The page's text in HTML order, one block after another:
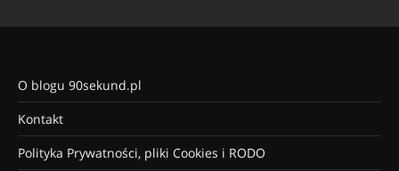
O blogu 90sekund.pl
Kontakt
Polityka Prywatności, pliki Cookies i RODO